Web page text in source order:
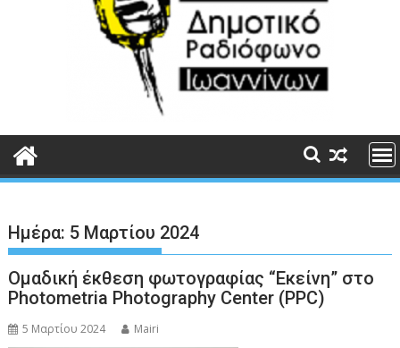
Ημέρα: 5 Μαρτίου 2024
Ομαδική έκθεση φωτογραφίας “Εκείνη” στο
Photometria Photography Center (PPC)
5 Μαρτίου 2024 Mairi